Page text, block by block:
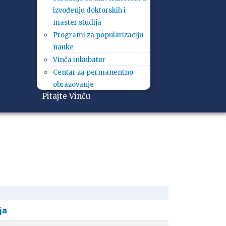
izvođenju doktorskih i
master studija
Programi za popularizaciju
nauke
Vinča inkubator
Centar za permanentno
obrazovanje
Pitajte Vinču